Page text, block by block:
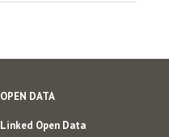
OPEN DATA
Linked Open Data